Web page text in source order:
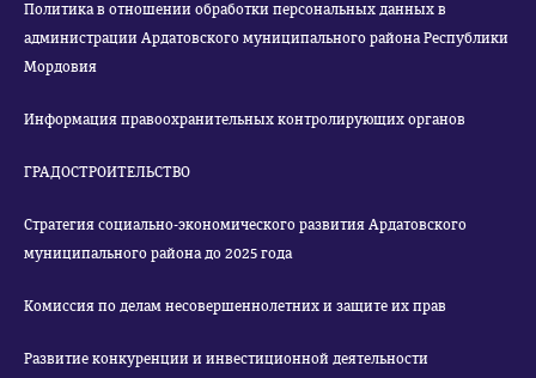
Политика в отношении обработки персональных данных в
администрации Ардатовского муниципального района Республики
Мордовия
Информация правоохранительных контролирующих органов
ГРАДОСТРОИТЕЛЬСТВО
Стратегия социально-экономического развития Ардатовского
муниципального района до 2025 года
Комиссия по делам несовершеннолетних и защите их прав
Развитие конкуренции и инвестиционной деятельности